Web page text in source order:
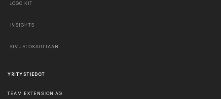
LOGO KIT
INSIGHTS
SIVUSTOKARTTAAN
YRITYSTIEDOT
TEAM EXTENSION AG